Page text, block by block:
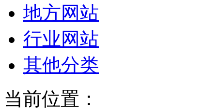
地方网站
行业网站
其他分类
当前位置：